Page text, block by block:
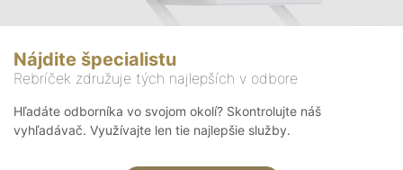
Nájdite špecialistu
Rebríček združuje tých najlepších v odbore
Hľadáte odborníka vo svojom okolí? Skontrolujte náš
vyhľadávač. Využívajte len tie najlepšie služby.